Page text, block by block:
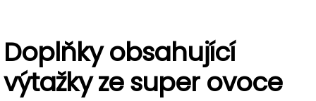
Doplňky obsahující
výtažky ze super ovoce